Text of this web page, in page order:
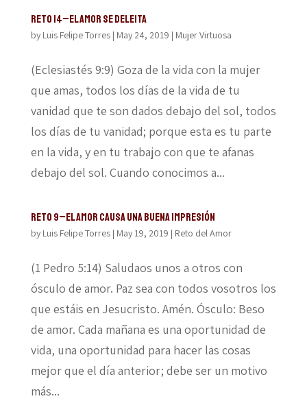
Reto 14–El amor se deleita
by Luis Felipe Torres| May 24, 2019 | Mujer Virtuosa
(Eclesiastés 9:9) Goza de la vida con la mujer
que amas, todos los días de la vida de tu
vanidad que te son dados debajo del sol, todos
los días de tu vanidad; porque esta es tu parte
en la vida, y en tu trabajo con que te afanas
debajo del sol. Cuando conocimos a...
Reto 9–El amor causa una buena impresión
by Luis Felipe Torres| May 19, 2019 | Reto del Amor
(1 Pedro 5:14) Saludaos unos a otros con
ósculo de amor. Paz sea con todos vosotros los
que estáis en Jesucristo. Amén. Ósculo: Beso
de amor. Cada mañana es una oportunidad de
vida, una oportunidad para hacer las cosas
mejor que el día anterior; debe ser un motivo
más...